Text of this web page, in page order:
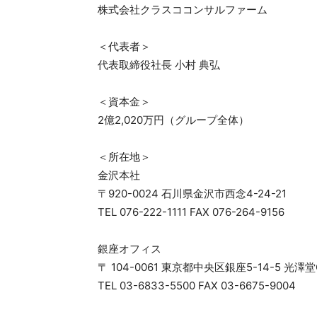
株式会社クラスココンサルファーム
＜代表者＞
代表取締役社長 小村 典弘
＜資本金＞
2億2,020万円（グループ全体）
＜所在地＞
金沢本社
〒920-0024 石川県金沢市西念4-24-21
TEL 076-222-1111 FAX 076-264-9156
銀座オフィス
〒 104-0061 東京都中央区銀座5-14-5 光澤
TEL 03-6833-5500 FAX 03-6675-9004